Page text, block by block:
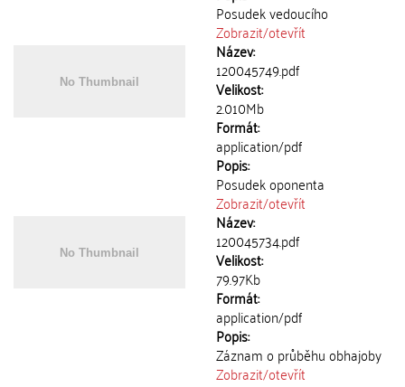
Posudek vedoucího
Zobrazit/otevřít
Název:
120045749.pdf
Velikost:
2.010Mb
Formát:
application/pdf
Popis:
Posudek oponenta
Zobrazit/otevřít
Název:
120045734.pdf
Velikost:
79.97Kb
Formát:
application/pdf
Popis:
Záznam o průběhu obhajoby
Zobrazit/otevřít